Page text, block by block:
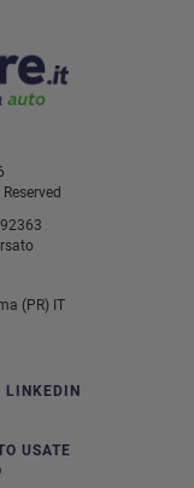
(PR) IT
LINKEDIN
USATE